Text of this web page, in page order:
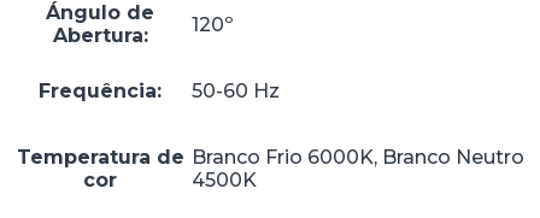
Ángulo de
Abertura:
120º
Frequência: 50-60 Hz
Temperatura de
cor
Branco Frio 6000K, Branco Neutro
4500K